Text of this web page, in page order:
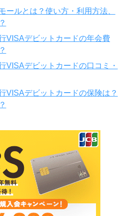
ールとは？使い方・利用方法、
VISAデビットカードの年会費
VISAデビットカードの口コミ・
VISAデビットカードの保険は？